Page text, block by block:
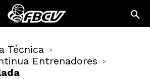
Técnica >
Entrenadores >